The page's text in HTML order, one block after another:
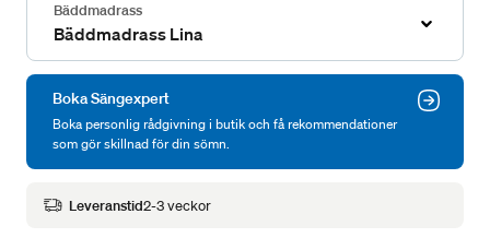
Bäddmadrass
Bäddmadrass Lina
Boka Sängexpert
Boka personlig rådgivning i butik och få rekommendationer
som gör skillnad för din sömn.
Leveranstid2-3 veckor